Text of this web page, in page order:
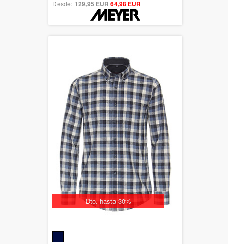
out of 5
Desde: 129,95 EUR64,98 EUR
Dto. hasta 30%